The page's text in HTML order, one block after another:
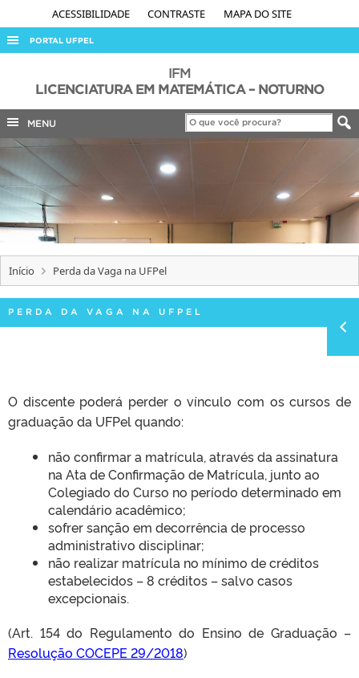
ACESSIBILIDADE CONTRASTE MAPA DO SITE
PORTAL UFPEL
AUDITORIA
COBALTO
CONCURSOS
EDITAIS
INTERNACIONAL
OUVIDORIA
PORTARIAS
TELEFONES
IFM
LICENCIATURA EM MATEMÁTICA – NOTURNO
MENU
CLMN2025
Início Perda da Vaga na UFPel
PERDA DA VAGA NA UFPEL
O discente poderá perder o vínculo com os cursos de
graduação da UFPel quando:
não confirmar a matrícula, através da assinatura
na Ata de Confirmação de Matrícula, junto ao
Colegiado do Curso no período determinado em
calendário acadêmico;
sofrer sanção em decorrência de processo
administrativo disciplinar;
não realizar matrícula no mínimo de créditos
estabelecidos – 8 créditos – salvo casos
excepcionais.
(Art. 154 do Regulamento do Ensino de Graduação –
Resolução COCEPE 29/2018)